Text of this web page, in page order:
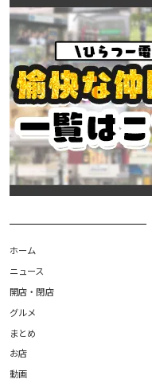
ホーム
ニュース
開店・閉店
グルメ
まとめ
お店
動画